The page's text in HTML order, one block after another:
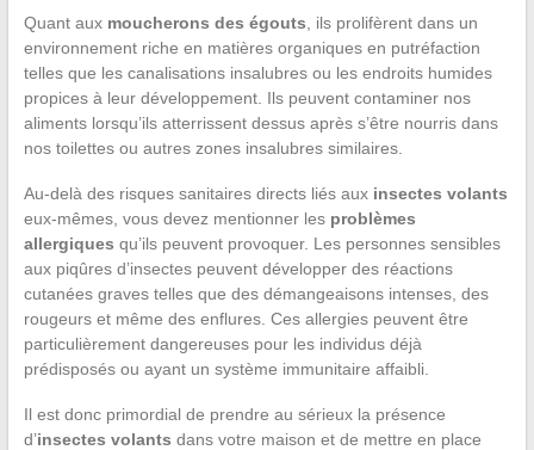
Quant aux moucherons des égouts , ils prolifèrent dans un
environnement riche en matières organiques en putréfaction
telles que les canalisations insalubres ou les endroits humides
propices à leur développement. Ils peuvent contaminer nos
aliments lorsqu’ils atterrissent dessus après s’être nourris dans
nos toilettes ou autres zones insalubres similaires.
Au-delà des risques sanitaires directs liés aux insectes volants
eux-mêmes, vous devez mentionner les problèmes
allergiques qu’ils peuvent provoquer. Les personnes sensibles
aux piqûres d’insectes peuvent développer des réactions
cutanées graves telles que des démangeaisons intenses, des
rougeurs et même des enflures. Ces allergies peuvent être
particulièrement dangereuses pour les individus déjà
prédisposés ou ayant un système immunitaire affaibli.
Il est donc primordial de prendre au sérieux la présence
d’insectes volants dans votre maison et de mettre en place